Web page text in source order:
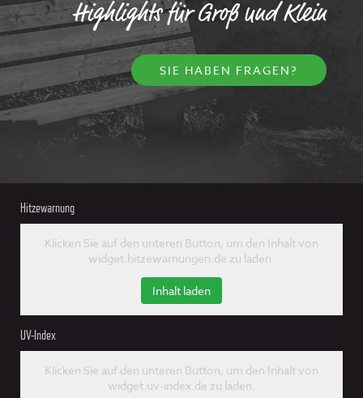
Highlights für Groß und Klein
SIE HABEN FRAGEN?
Hitzewarnung
Klicken Sie auf den unteren Button, um den Inhalt von
widget.hitzewarnungen.de zu laden.
Inhalt laden
UV-Index
Klicken Sie auf den unteren Button, um den Inhalt von
widget.uv-index.de zu laden.